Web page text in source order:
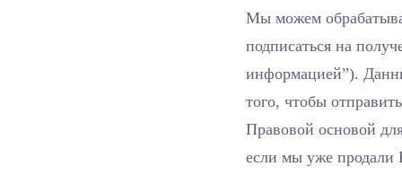
Мы можем
подписаться на
информацией”).
того, чтобы
Правовой основой
если мы уже продали